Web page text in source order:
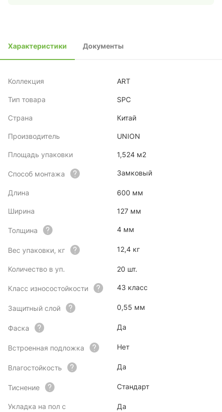
Характеристики Документы
Коллекция ART
Тип товара SPC
Страна Китай
Производитель UNION
Площадь упаковки 1,524 м2
Способ монтажа Замковый
Длина 600 мм
Ширина 127 мм
Толщина 4 мм
Вес упаковки, кг 12,4 кг
Количество в уп. 20 шт.
Класс износостойкости 43 класс
Защитный слой 0,55 мм
Фаска Да
Встроенная подложка Нет
Влагостойкость Да
Тиснение Стандарт
Укладка на пол с
Да